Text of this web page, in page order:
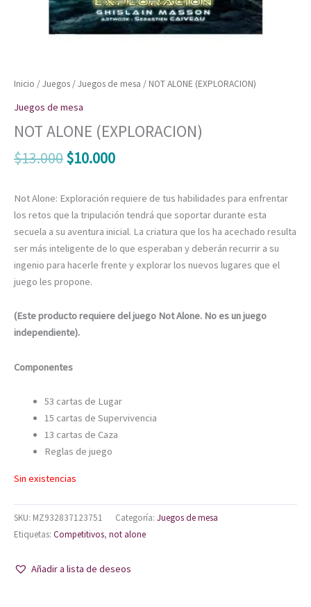
Inicio /Juegos /Juegos de mesa / NOT ALONE (EXPLORACION)
Juegos de mesa
NOT ALONE (EXPLORACION)
$13.000$10.000
Not Alone: Exploración requiere de tus habilidades para enfrentar
los retos que la tripulación tendrá que soportar durante esta
secuela a su aventura inicial. La criatura que los ha acechado resulta
ser más inteligente de lo que esperaban y deberán recurrir a su
ingenio para hacerle frente y explorar los nuevos lugares que el
juego les propone.
(Este producto requiere del juego Not Alone. No es un juego
independiente).
Componentes
53 cartas de Lugar
15 cartas de Supervivencia
13 cartas de Caza
Reglas de juego
Sin existencias
SKU: MZ932837123751 Categoría: Juegos de mesa
Etiquetas: Competitivos, not alone
Añadir a lista de deseos